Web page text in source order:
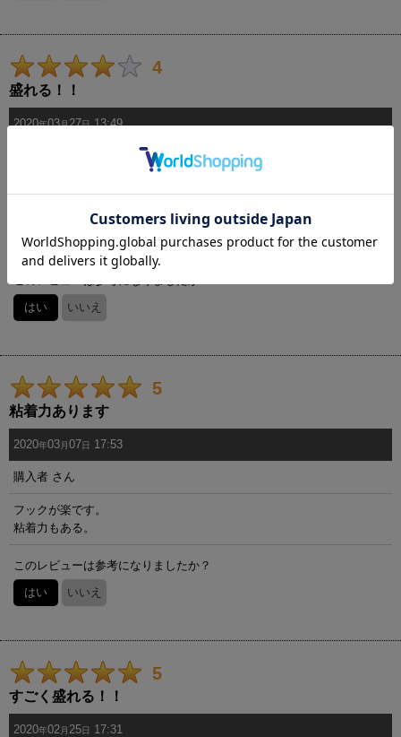
4
盛れる！！
2020年03月27日13:49
(普段C70 B購入)
はい いいえ
5
粘着力あります
2020年03月 07日 17:53
購入者 さん
フックが楽です。
粘着力もある。
このレビューは参考になりましたか？
はい いいえ
5
すごく盛れる！！
2020年02月 25日 17:31